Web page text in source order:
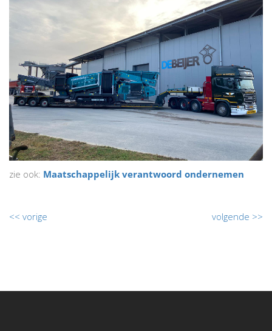
zie ook: Maatschappelijk verantwoord ondernemen
<< vorige volgende >>